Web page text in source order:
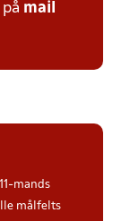
mail
mands
målfelts